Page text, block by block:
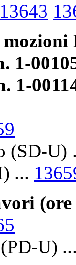
13643
1-
1-
(SD-
...
(ore
(PD-U)